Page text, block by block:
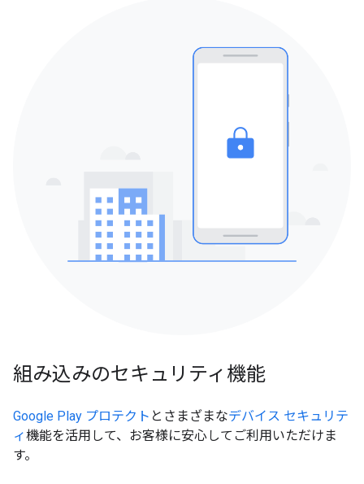
組み込みのセキュリティ機能
Google Play プロテクト とさまざまなデバイス セキュリテ
ィ機能を活用して、お客様に安心してご利用いただけま
す。